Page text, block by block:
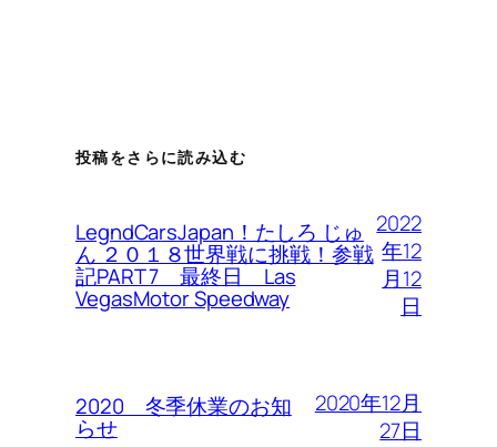
投稿をさらに読み込む
LegndCarsJapan！たしろ じゅ
ん ２０１８世界戦に挑戦！参戦
記PART 7 最終日 Las
VegasMotor Speedway
2022
年12
月12
日
2020 冬季休業のお知
らせ
2020年12月
27日